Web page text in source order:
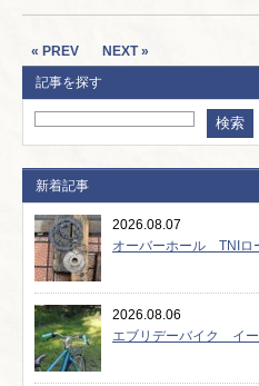
« PREV
NEXT »
記事を探す
新着記事
2026.08.07
オーバーホール TNIロ
2026.08.06
エブリデーバイク イ